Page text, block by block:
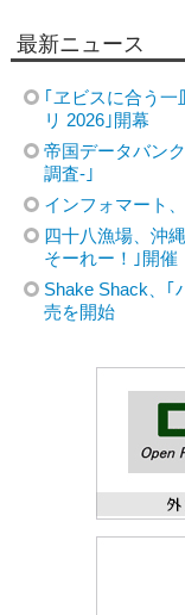
最新ニュース
｢ヱビスに合う
リ 2026｣開幕
帝国データバン
調査-｣
インフォマート
四十八漁場、沖
そーれー！｣開催
Shake Shack、｢
売を開始